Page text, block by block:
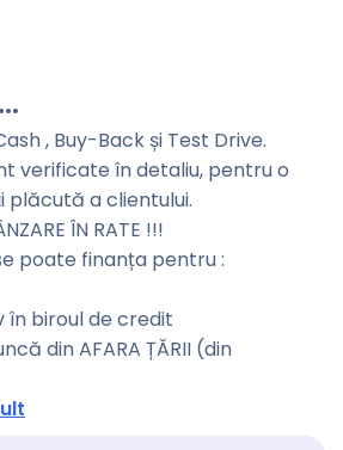
, Buy-Back și Test Drive.
verificate în detaliu, pentru o
a clientului.
ÎN RATE !!!
poate finanța pentru :
în biroul de credit
din AFARA ȚĂRII (din